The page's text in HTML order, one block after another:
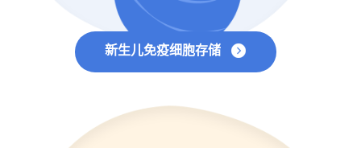
新生儿免疫细胞存储